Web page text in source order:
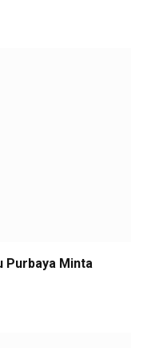
Purbaya Minta